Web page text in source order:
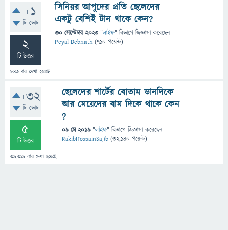
+1
টি ভোট
2
টি উত্তর
843 বার দেখা হয়েছে
সিনিয়র আপুদের প্রতি ছেলেদের
একটু বেশিই টান থাকে কেন?
30 সেপ্টেম্বর 2023 "লাইফ" বিভাগে জিজ্ঞাসাকরেছেন
Peyal Debnath (710 পয়েন্ট)
+32
টি ভোট
5
টি উত্তর
39,319 বার দেখা হয়েছে
ছেলেদের শার্টের বোতাম ডানদিকে
আর মেয়েদের বাম দিকে থাকে কেন
?
09 মে 2019 "লাইফ" বিভাগে জিজ্ঞাসাকরেছেন
RakibHossainSajib (32,140 পয়েন্ট)